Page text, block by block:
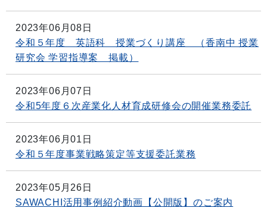
2023年06月08日
令和５年度 英語科 授業づくり講座 （香南中 授業
研究会 学習指導案 掲載）
2023年06月07日
令和5年度６次産業化人材育成研修会の開催業務委託
2023年06月01日
令和５年度事業戦略策定等支援委託業務
2023年05月26日
SAWACHI活用事例紹介動画【公開版】のご案内